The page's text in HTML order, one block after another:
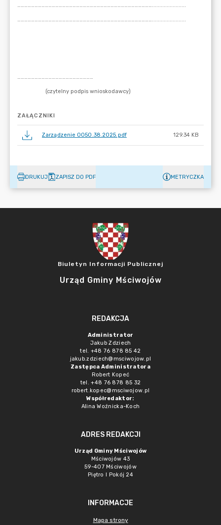
ZAŁĄCZNIKI
Zarządzenie 0050.38.2025.pdf 129.34 KB
DRUKUJ ZAPISZ DO PDF METRYCZKA
Biuletyn Informacji Publicznej
Urząd Gminy Mściwojów
REDAKCJA
Administrator
Jakub Zdziech
tel. +48 76 878 85 42
jakub.zdziech@msciwojow.pl
Zastępca Administratora
Robert Kopeć
tel. +48 76 878 85 32
robert.kopec@msciwojow.pl
Współredaktor:
Alina Woźnicka-Koch
ADRES REDAKCJI
Urząd Gminy Mściwojów
Mściwojów 43
59-407 Mściwojów
Piętro I Pokój 24
INFORMACJE
Mapa strony